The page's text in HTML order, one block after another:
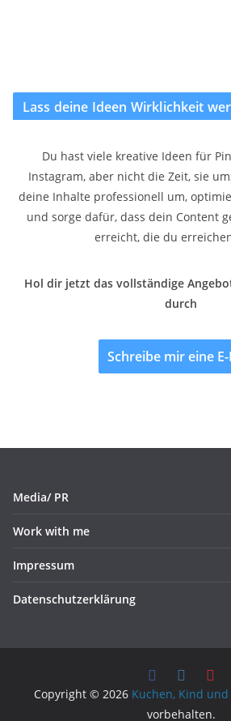
Lass deine Ideen Wirklichkeit
Du hast viele kreative Ideen für
Instagram, aber nicht die Zeit, sie
deine Inhalte professionell um,
und sorge dafür, dass dein Content
erreicht, die du
Hol dir jetzt das vollständige
durch
Schreibe mir eine
Media/ PR
Work with me
Impressum
Datenschutzerklärung
Copyright © 2026 Kuchen, Kind und
vorbehalten.